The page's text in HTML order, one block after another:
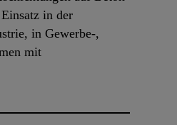
in der
in Gewerbe-,
mit